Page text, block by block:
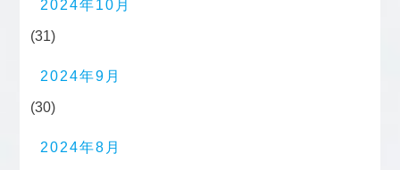
2024年10月
(31)
2024年9月
(30)
2024年8月